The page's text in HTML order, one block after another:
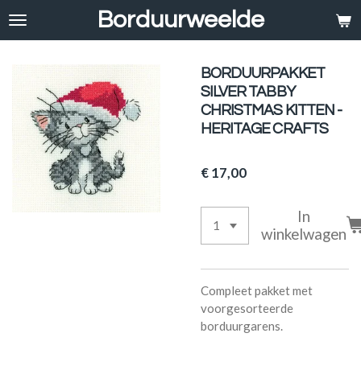
Ga
hoofdinhoud
Borduurweelde
BORDUURPAKKET
SILVER TABBY
CHRISTMAS KITTEN -
HERITAGE CRAFTS
€ 17,00
In
winkelwagen
Compleet pakket met
voorgesorteerde
borduurgarens.